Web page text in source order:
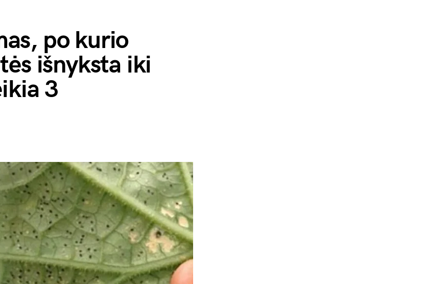
po kurio
išnyksta iki
3